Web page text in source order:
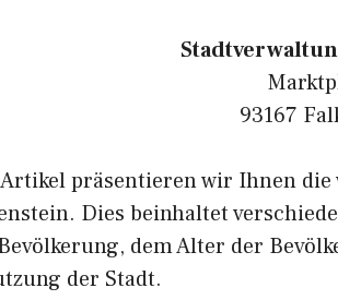
93167
präsentieren wir Ihnen
Dies beinhaltet
dem Alter der
der Stadt.